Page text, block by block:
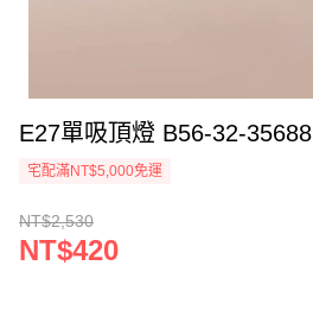
E27單吸頂燈 B56-32-35688
宅配滿NT$5,000免運
NT$2,530
NT$420